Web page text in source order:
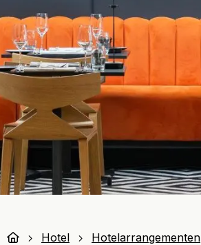
Hotel Hotelarrangementen